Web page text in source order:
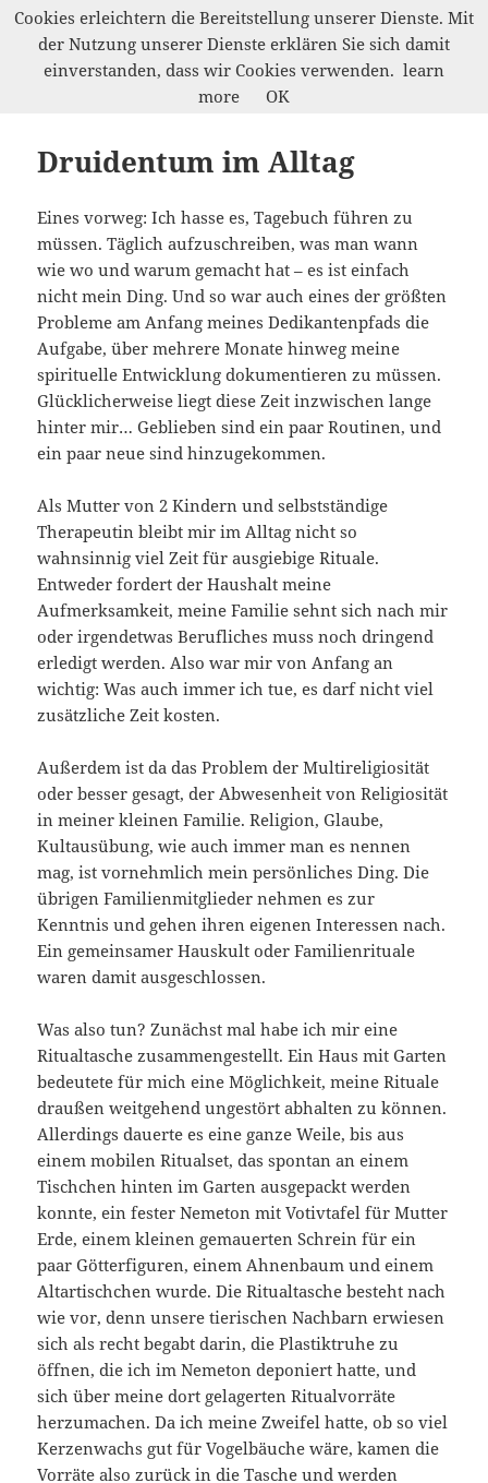
Werkelwald
Druidentum im Alltag
Eines vorweg: Ich hasse es, Tagebuch führen zu
müssen. Täglich aufzuschreiben, was man wann
wie wo und warum gemacht hat – es ist einfach
nicht mein Ding. Und so war auch eines der größten
Probleme am Anfang meines Dedikantenpfads die
Aufgabe, über mehrere Monate hinweg meine
spirituelle Entwicklung dokumentieren zu müssen.
Glücklicherweise liegt diese Zeit inzwischen lange
hinter mir… Geblieben sind ein paar Routinen, und
ein paar neue sind hinzugekommen.
Als Mutter von 2 Kindern und selbstständige
Therapeutin bleibt mir im Alltag nicht so
wahnsinnig viel Zeit für ausgiebige Rituale.
Entweder fordert der Haushalt meine
Aufmerksamkeit, meine Familie sehnt sich nach mir
oder irgendetwas Berufliches muss noch dringend
erledigt werden. Also war mir von Anfang an
wichtig: Was auch immer ich tue, es darf nicht viel
zusätzliche Zeit kosten.
Außerdem ist da das Problem der Multireligiosität
oder besser gesagt, der Abwesenheit von Religiosität
in meiner kleinen Familie. Religion, Glaube,
Kultausübung, wie auch immer man es nennen
mag, ist vornehmlich mein persönliches Ding. Die
übrigen Familienmitglieder nehmen es zur
Kenntnis und gehen ihren eigenen Interessen nach.
Ein gemeinsamer Hauskult oder Familienrituale
waren damit ausgeschlossen.
Was also tun? Zunächst mal habe ich mir eine
Ritualtasche zusammengestellt. Ein Haus mit Garten
bedeutete für mich eine Möglichkeit, meine Rituale
draußen weitgehend ungestört abhalten zu können.
Allerdings dauerte es eine ganze Weile, bis aus
einem mobilen Ritualset, das spontan an einem
Tischchen hinten im Garten ausgepackt werden
konnte, ein fester Nemeton mit Votivtafel für Mutter
Erde, einem kleinen gemauerten Schrein für ein
paar Götterfiguren, einem Ahnenbaum und einem
Altartischchen wurde. Die Ritualtasche besteht nach
wie vor, denn unsere tierischen Nachbarn erwiesen
sich als recht begabt darin, die Plastiktruhe zu
öffnen, die ich im Nemeton deponiert hatte, und
sich über meine dort gelagerten Ritualvorräte
herzumachen. Da ich meine Zweifel hatte, ob so viel
Kerzenwachs gut für Vogelbäuche wäre, kamen die
Vorräte also zurück in die Tasche und werden
Cookies erleichtern die Bereitstellung unserer Dienste. Mit
der Nutzung unserer Dienste erklären Sie sich damit
einverstanden, dass wir Cookies verwenden. learn
more
OK